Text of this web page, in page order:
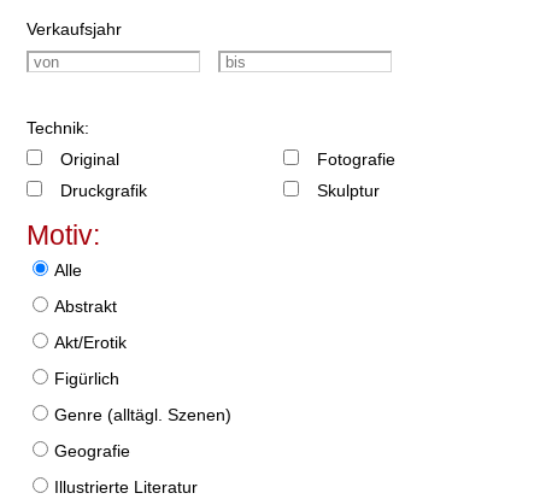
Verkaufsjahr
Technik:
Original
Druckgrafik
Fotografie
Skulptur
Motiv:
Alle
Abstrakt
Akt/Erotik
Figürlich
Genre (alltägl. Szenen)
Geografie
Illustrierte Literatur